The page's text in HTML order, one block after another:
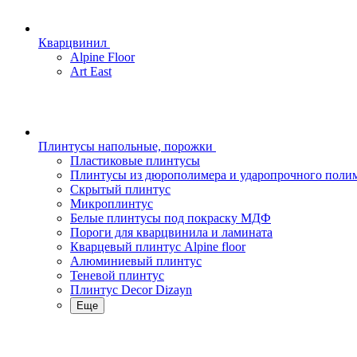
Кварцвинил
Alpine Floor
Art East
Плинтусы напольные, порожки
Пластиковые плинтусы
Плинтусы из дюрополимера и ударопрочного
Скрытый плинтус
Микроплинтус
Белые плинтусы под покраску МДФ
Пороги для кварцвинила и ламината
Кварцевый плинтус Alpine floor
Алюминиевый плинтус
Теневой плинтус
Плинтус Decor Dizayn
Еще